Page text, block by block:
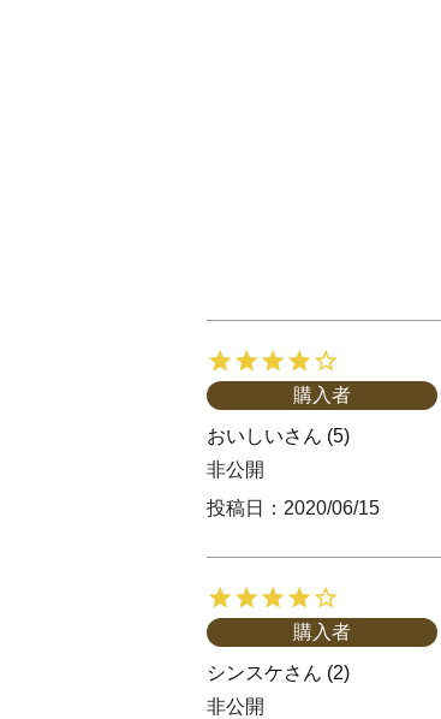
おいしい 5
購入者
非公開
投稿日
2020/06/15
シンスケ 2
購入者
非公開